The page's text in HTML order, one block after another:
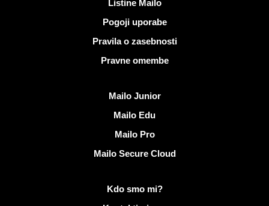
Listine Mailo
Pogoji uporabe
Pravila o zasebnosti
Pravne omembe
Mailo Junior
Mailo Edu
Mailo Pro
Mailo Secure Cloud
Kdo smo mi?